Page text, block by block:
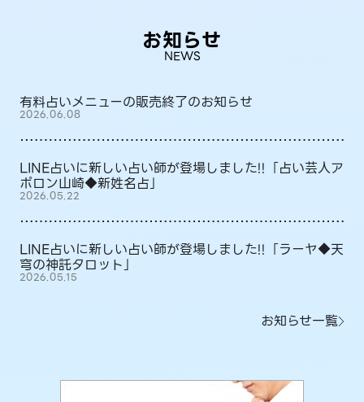
お知らせ
NEWS
有料占いメニューの販売終了のお知らせ
2026.06.08
LINE占いに新しい占い師が登場しました!!「占い芸人ア
ポロン山崎◆新姓名占」
2026.05.22
LINE占いに新しい占い師が登場しました!!「ラーヤ◆天
穹の神託タロット」
2026.05.15
お知らせ一覧